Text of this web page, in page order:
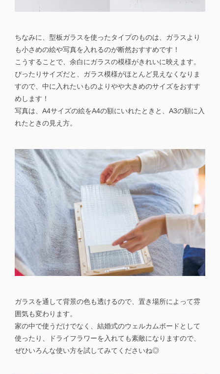
ちなみに、型板ガラスを使ったタイプのものは、ガラスより
も小さめの絵や写真を入れるのが断然おすすめです！
こうすることで、余白にガラスの模様がきれいに映えます。
ぴったりサイズだと、ガラス模様がほとんど見えなくなりま
すので、中に入れたいものよりやや大きめのサイズをおすす
めします！
写真は、A4サイズの絵をA4の額にいれたときと、A3の額に入
れたときの見え方。
ガラスを通して背景の色も透けるので、置き場所によって雰
囲気も変わります。
家の中で使うだけでなく、結婚式のウェルカムボードとして
使ったり、ドライフラワーを入れても素敵になりますので、
ぜひいろんな使い方を試してみてくださいね◎